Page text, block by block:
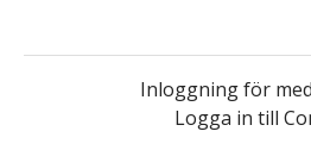
Inloggning för
Logga in till